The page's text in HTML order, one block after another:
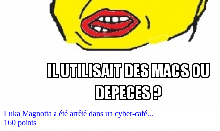
Luka Magnotta a été arrêté dans un cyber-café...
160 points